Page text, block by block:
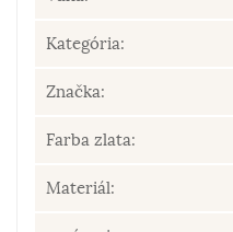
Kategória:
Značka:
Farba zlata:
Materiál: